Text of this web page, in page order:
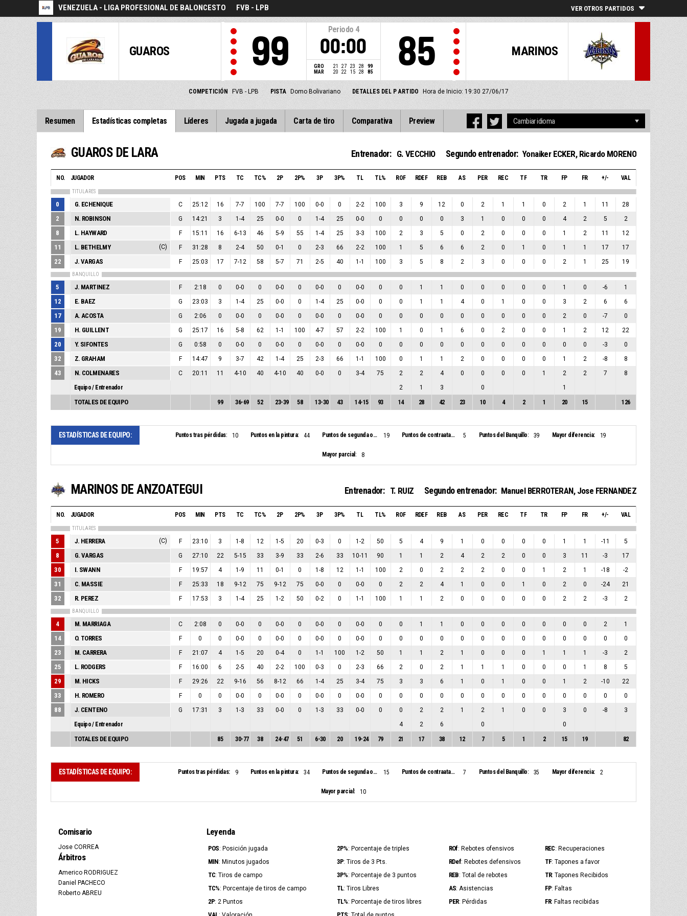
VENEZUELA - LIGA PROFESIONAL DE BALONCESTO FVB - LPB VER OTROS PARTIDOS
GUAROS 99
Periodo 4
00:00
GRO 21 27 23 28
99
MAR
20 22 15 28 85
MARINOS
85
COMPETICIÓN FVB - LPB PISTA Domo Bolivariano DETALLES DEL P ARTIDO Hora de Inicio: 19:30 27/06/17
Resumen Estadísticas completas Líderes Jugada a jugada Carta de tiro Comparativa Preview
GUAROS DE LARA Entrenador: G. VECCHIO Segundo entrenador: Yonaiker ECKER, Ricardo MORENO
NO. JUGADOR POS MIN PTS TC TC% 2P 2P% 3P 3P% TL TL% ROF RDEF REB AS PER REC TF TR FP FR +/- VAL
TITULARES
0 G. ECHENIQUE C 25:12 16 7-7 100 7-7 100 0-0 0 2-2 100 3 9 12 0 2 1 1 0 2 1 11 28
2 N. ROBINSON G 14:21 3 1-4 25 0-0 0 1-4 25 0-0 0 0 0 0 3 1 0 0 0 4 2 5 2
8 L. HAYWARD F 15:11 16 6-13 46 5-9 55 1-4 25 3-3 100 2 3 5 0 2 0 0 0 1 2 11 12
11 L. BETHELMY (C) F 31:28 8 2-4 50 0-1 0 2-3 66 2-2 100 1 5 6 6 2 0 1 0 1 1 17 17
22 J. VARGAS F 25:03 17 7-12 58 5-7 71 2-5 40 1 -1 100 3 5 8 2 3 0 0 0 2 1 25 19
BANQUILLO
5 J. MARTINEZ F 2:18 0 0-0 0 0-0 0 0-0 0 0-0 0 0 1 1 0 0 0 0 0 1 0 -6 1
12 E. BAEZ G 23:03 3 1-4 25 0-0 0 1-4 25 0-0 0 0 1 1 4 0 1 0 0 3 2 6 6
17 A. ACOSTA G 2:06 0 0-0 0 0-0 0 0-0 0 0-0 0 0 0 0 0 0 0 0 0 2 0 -7 0
19 H. GUILLENT G 25:17 16 5-8 62 1-1 100 4-7 57 2-2 100 1 0 1 6 0 2 0 0 1 2 12 22
20 Y. SIFONTES G 0:58 0 0-0 0 0-0 0 0-0 0 0-0 0 0 0 0 0 0 0 0 0 0 0 -3 0
32 Z. GRAHAM F 14:47 9 3-7 42 1-4 25 2-3 66 1 -1 100 0 1 1 2 0 0 0 0 1 2 -8 8
43 N. COLMENARES C 20:11 11 4-10 40 4-10 40 0-0 0 3-4 75 2 2 4 0 0 0 0 1 2 2 7
8
Equipo / Entrenador
2 1 3 0 1
TOTALES DE EQUIPO 99 36-69 52 23-39 58 13-30 43 14-15 93 14 28 42 23 10 4 2 1 20 15 126
ESTADÍSTICAS DE EQUIPO: Puntos tras pérdidas: 10 Puntos en la pintura: 44 Puntos de segunda oportunidad: 19 Puntos de contraataque: 5 Puntos del Banquillo: 39 Mayor diferencia: 19
Mayor parcial: 8
MARINOS DE ANZOATEGUI Entrenador: T. RUIZ Segundo entrenador: Manuel BERROTERAN, Jose FERNANDEZ
NO. JUGADOR POS MIN PTS TC TC% 2P 2P% 3P 3P% TL TL% ROF RDEF REB AS PER REC TF TR FP FR +/- VAL
TITULARES
5 J. HERRERA (C) F 23:10 3 1-8 12 1-5 20 0-3 0 1 -2 50 5 4 9 1 0 0 0 0 1 1 -11 5
8 G. VARGAS G 27:10 22 5-15 33 3-9 33 2-6 33 10-11 90 1 1 2 4 2 2 0 0 3 11 -3 17
30 I. SWANN F 19:57 4 1-9 11 0-1 0 1-8 12 1 -1 100 2 0 2 2 2 0 0 1 2 1 -18 -2
31 C. MASSIE F 25:33 18 9-12 75 9-12 75 0-0 0 0-0 0 2 2 4 1 0 0 1 0 2 0 -24 21
32 R. PEREZ F 17:53 3 1-4 25 1-2 50 0-2 0 1 -1 100 1 1 2 0 0 0 0 0 2 2 -3 2
BANQUILLO
4 M. MARRIAGA C 2:08 0 0-0 0 0-0 0 0-0 0 0-0 0 0 1 1 0 0 0 0 0 0 0 2 1
14 O. TORRES F 0 0 0-0 0 0-0 0 0-0 0 0-0 0 0 0 0 0 0 0 0 0 0 0 0 0
23 M. CARRERA F 21:07 4 1-5 20 0-4 0 1-1 100 1 -2 50 1 1 2 1 0 0 0 1 1 1 -3 2
25 L. RODGERS F 16:00 6 2-5 40 2-2 100 0-3 0 2-3 66 2 0 2 1 1 1 0 0 0 1 8 5
29 M. HICKS F 29:26 22 9-16 56 8-12 66 1-4 25 3-4 75 3 3 6 1 0 1 0 0 1 2 -10 22
33 H. ROMERO F 0 0 0-0 0 0-0 0 0-0 0 0-0 0 0 0 0 0 0 0 0 0 0 0 0 0
88 J. CENTENO G 17:31 3 1-3 33 0-0 0 1-3 33 0-0 0 0 2 2 1 2 1 0 0 3 0 -8
3
Equipo / Entrenador
4 2 6 0 0
TOTALES DE EQUIPO 85 30-77 38 24-47 51 6-30 20 19-24 79 21 17 38 12 7 5 1 2 15 19 82
ESTADÍSTICAS DE EQUIPO: Puntos tras pérdidas: 9 Puntos en la pintura: 34 Puntos de segunda oportunidad: 15 Puntos de contraataque: 7 Puntos del Banquillo: 35 Mayor diferencia: 2
Mayor parcial: 10
Comisario
Jose CORREA
Árbitros
Americo RODRIGUEZ
Daniel PACHECO
Roberto ABREU
Leyenda
POS: Posición jugada 2P%: Porcentaje de triples ROf: Rebotes ofensivos REC: Recuperaciones
MIN: Minutos jugados 3P: Tiros de 3 Pts. RDef: Rebotes defensivos TF: Tapones a favor
TC: Tiros de campo 3P%: Porcentaje de 3 puntos REB: Total de rebotes TR: Tapones Recibidos
TC%: Porcentaje de tiros de campo TL: Tiros Libres AS: Asistencias FP: Faltas
2P: 2 Puntos TL%: Porcentaje de tiros libres PER: Pérdidas FR: Faltas recibidas